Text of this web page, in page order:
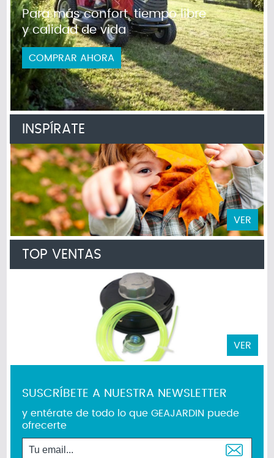
Para más confort, tiempo libre
y calidad de vida
COMPRAR AHORA
INSPÍRATE
VER
TOP VENTAS
VER
SUSCRÍBETE A NUESTRA NEWSLETTER
y entérate de todo lo que GEAJARDIN puede
ofrecerte